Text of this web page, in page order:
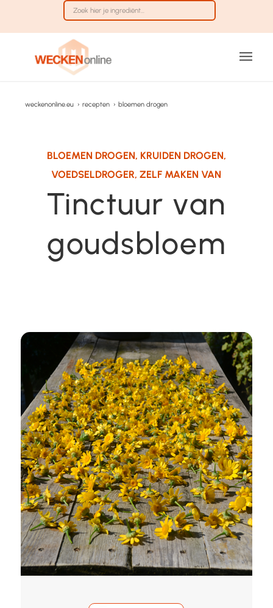
weckenonline.eu › recepten › bloemen drogen
BLOEMEN DROGEN, KRUIDEN DROGEN,
VOEDSELDROGER,ZELF MAKEN VAN
Tinctuur van
goudsbloem